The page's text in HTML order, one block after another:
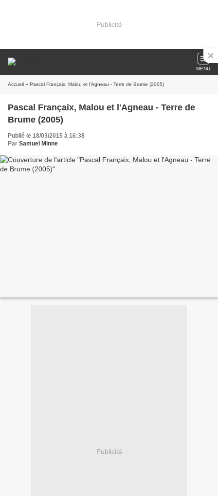
Publicité
MENU
Accueil » Pascal Françaix, Malou et l'Agneau - Terre de Brume (2005)
Pascal Françaix, Malou et l'Agneau - Terre de
Brume (2005)
Publié le 18/03/2015 à 16:38
Par Samuel Minne
Publicité